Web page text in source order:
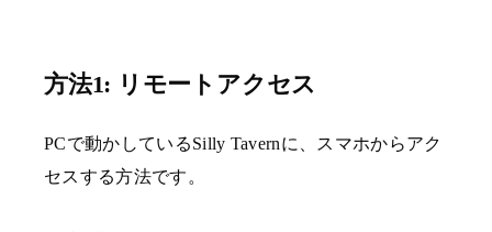
方法1: リモートアクセス
PCで動かしているSilly Tavernに、スマホからアク
セスする方法です。